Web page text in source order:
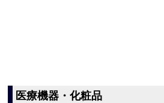
医療機器・化粧品